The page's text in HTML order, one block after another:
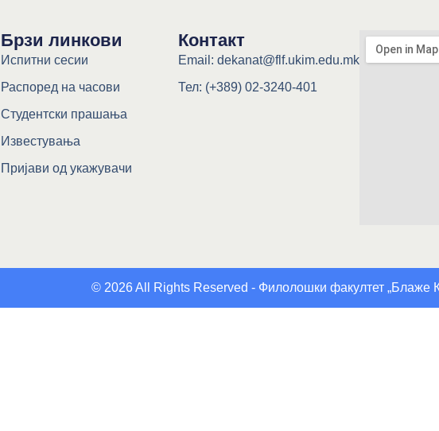
Брзи линкови
Испитни сесии
Распоред на часови
Студентски прашања
Известувања
Пријави од укажувачи
Контакт
Email: dekanat@flf.ukim.edu.mk
Тел: (+389) 02-3240-401
© 2026 All Rights Reserved - Филолошки факултет „Блаже